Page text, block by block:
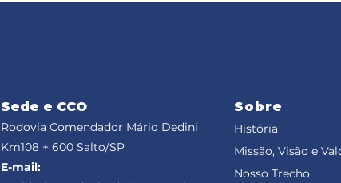
Sede e CCO
Rodovia Comendador Mário Dedini
Km108 + 600 Salto/SP
E-mail:
Sobre
História
Missão, Visão e
Nosso Trecho